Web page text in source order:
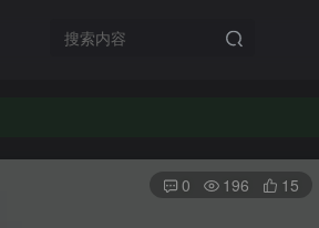
0 196 15